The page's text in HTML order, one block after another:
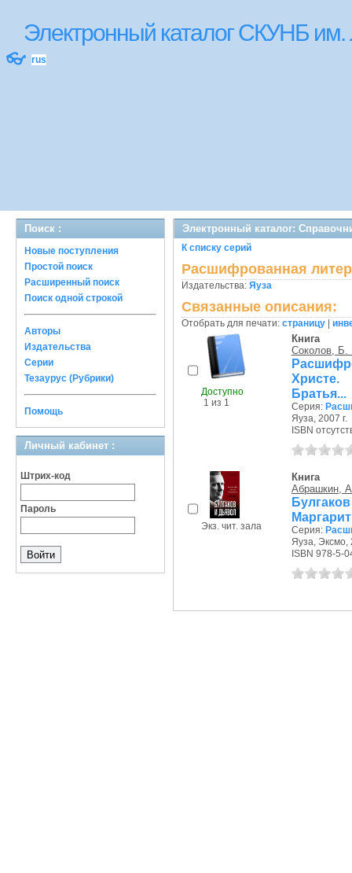
Электронный каталог СКУНБ
👓 rus
Поиск :
Новые поступления
Простой поиск
Расширенный поиск
Поиск одной строкой
Авторы
Издательства
Серии
Тезаурус (Рубрики)
Помощь
Личный кабинет :
Штрих-код
Пароль
Электронный каталог:
К списку серий
Расшифрованная
Издательства: Яуза
Связанные описания:
Отобрать для печати: страницу
Доступно
1 из 1
Книга
Соколов, Б.
Христе.
Братья...
Серия:
Яуза, 2007 г.
ISBN
Экз. чит. зала
Книга
Абрашкин,
Серия:
Яуза, Эксмо,
ISBN 978-5-